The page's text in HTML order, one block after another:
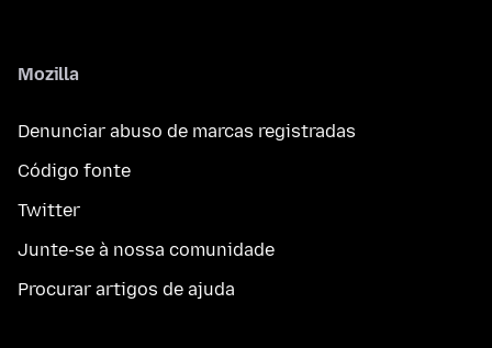
Mozilla
Denunciar abuso de marcas registradas
Código fonte
Twitter
Junte-se à nossa comunidade
Procurar artigos de ajuda